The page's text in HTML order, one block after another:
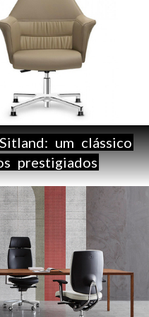
Sitland: um clássico
prestigiados